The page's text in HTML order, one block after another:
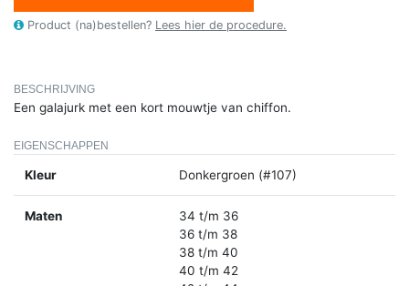
Product (na)bestellen? Lees hier de procedure.
BESCHRIJVING
Een galajurk met een kort mouwtje van chiffon.
EIGENSCHAPPEN
Kleur Donkergroen (#107)
Maten
34 t/m 36
36 t/m 38
38 t/m 40
40 t/m 42